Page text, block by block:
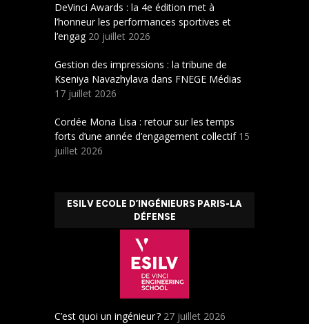
DeVinci Awards : la 4e édition met à
l’honneur les performances sportives et
l’engag 20 juillet 2026
Gestion des impressions : la tribune de
Kseniya Navazhylava dans FNEGE Médias
17 juillet 2026
Cordée Mona Lisa : retour sur les temps
forts d’une année d’engagement collectif 15
juillet 2026
ESILV ECOLE D’INGÉNIEURS PARIS-LA
DÉFENSE
C’est quoi un ingénieur ? 27 juillet 2026